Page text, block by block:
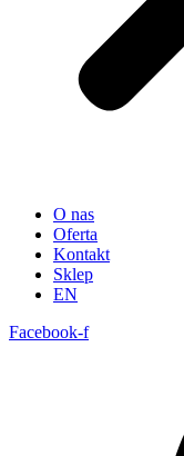
O nas
Oferta
Kontakt
Sklep
EN
Facebook-f